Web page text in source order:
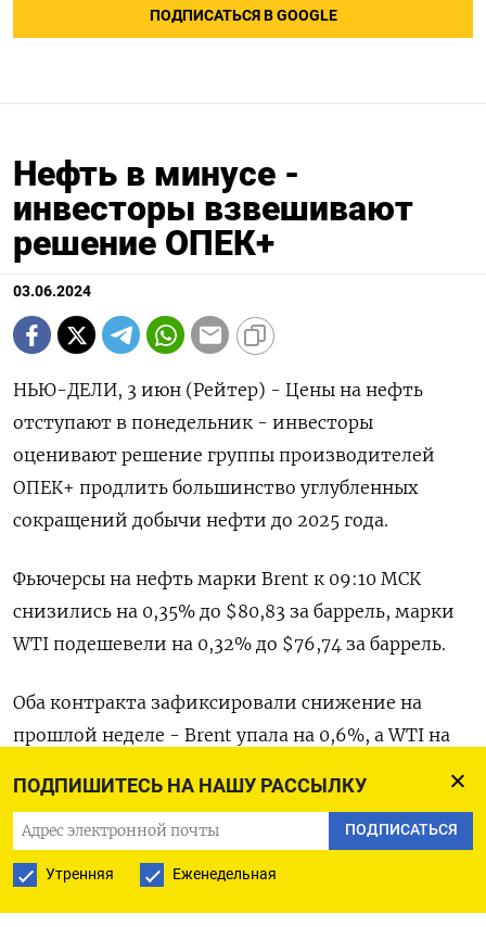
ПОДПИШИТЕСЬ НА НАШУ РАССЫЛКУ
ПОДПИСАТЬСЯ
Утренняя Еженедельная
ПОДПИСАТЬСЯ В GOOGLE
Нефть в минусе -
инвесторы взвешивают
решение ОПЕК+
03.06.2024
НЬЮ-ДЕЛИ, 3 июн (Рейтер) - Цены на нефть
отступают в понедельник - инвесторы
оценивают решение группы производителей
ОПЕК+ продлить большинство углубленных
сокращений добычи нефти до 2025 года.
Фьючерсы на нефть марки Brent к 09:10 МСК
снизились на 0,35% до $80,83 за баррель, марки
WTI подешевели на 0,32% до $76,74 за баррель.
Оба контракта зафиксировали снижение на
прошлой неделе - Brent упала на 0,6%, а WTI на
Организация стран-экспортеров нефти и ее
союзники во главе с Россией в настоящее время
сокращают добычу в общей сложности на 5,86